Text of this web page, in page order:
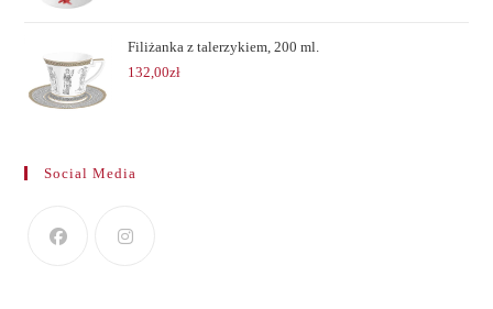
Filiżanka z talerzykiem, 200 ml.
132,00zł
Social Media